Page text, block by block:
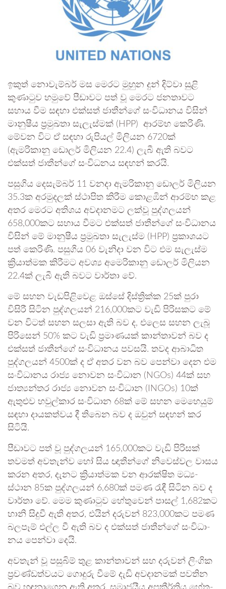
ඉකුත් නොවැම්බර් මස මෙරට මුහුන දුන් දිට්වා සුළි
කුණාටුව හමුවේ පීඩාවට පත් වූ මෙරට ජනතාවට
සහාය වීම සඳහා එක්සත් ජාතීන්ගේ සංවිධානය විසින්
මානුෂීය ප්‍රමුඛතා සැලැස්මක් (HPP) ආරම්භ කෙරිණි.
මේවන විට ඒ සඳහා රුපියල් මිලියන 6720ක්
(ඇමරිකානු ඩොලර් මිලියන 22.4) ලැබී ඇති බවට
එක්සත් ජාතීන්ගේ සංවිධනය සඳහන් කරයි.
පසුගිය දෙසැම්බර් 11 වනදා ඇමරිකානු ඩොලර් මිලි­යන
35.3ක අර­මු­ද­ලක් ස්ථාපිත කිරී­ම කොළඹින් ආරම්භ කළ
අතර මෙරට අති­ශය අව­දා­න­මට ලක්වූ පුද්ග­ල­යන්
658,000කට සහාය වීමට එක්සත් ජාතීන්ගේ සංවි­ධා­නය
විසින් මේ මානු­ෂීය ප්‍රමු­ඛතා සැලැස්ම (HPP) ප්‍රකා­ශ­යට
පත් කෙරිණි. පසු­ගිය 06 වැනිදා වන විට එම සැලැස්ම
ක්‍රියා­ත්මක කිරී­මට අවශ්‍ය අමෙ­රි­කානු ඩොලර් මිලි­යන
22.4ක් ලැබී ඇති බවට වාර්තා වේ.
මේ සහන වැඩ­පි­ළි­වෙළ ඔස්සේ දිස්ත්‍රික්ක 25ක් පුරා
විසිරී සිටින පුද්ග­ල­යන් 216,000කට වැඩි පිරි­ස­කට මේ
වන විටත් සහන සලසා ඇති බව ද, එලෙස සහන ලැබූ
පිරි­සෙන් 50% කට වැඩි ප්‍රමා­ණ­යක් කාන්තා­වන් බව ද
එක්සත් ජාතීන්ගේ සංවි­ධා­නය පව­සයි. තවද ආබා­ධිත
පුද්ග­ල­යන් 4500ක් ද ඒ අතර වන බව පෙන්වා දෙන එම
සංවි­ධා­නය රාජ්‍ය නොවන සංවි­ධාන (NGOs) 44ක් සහ
ජාත්‍ය­න්තර රාජ්‍ය නොවන සංවි­ධාන (INGOs) 10ක්
ඇතු­ළුව හවු­ල්කාර සංවි­ධාන 68ක් මේ සහන මෙහෙ­යුම්
සඳහා දාය­ක­ත්වය දී තිබෙන බව ද ඔවුන් සඳහන් කර
සිටියි.
පීඩාවට පත් වූ පුද්ග­ල­යන් 165,000කට වැඩි පිරි­සක්
තව­මත් අව­තැන්ව හෝ සිය ඥාතීන්ගේ නිවෙ­ස්වල වාසය
කරන අතර, දැනට ක්‍රියා­ත්මක වන ආර­ක්ෂිත මධ්‍ය­
ස්ථාන 85ක පුද්ග­ල­යන් 6,680ක් පමණ රැඳී සිටින බව ද
වාර්තා වේ. මෙම කුණා­ටුව හේතු­වෙන් පාසල් 1,682කට
හානි සිදුවී ඇති අතර, එයින් දරු­වන් 823,000කට පමණ
බල­පෑම් එල්ල වී ඇති බව ද එක්සත් ජාතීන්ගේ සංවි­ධා­
නය පෙන්වා දෙයි.
අව­තැන් වූ පසු­බිම් තුළ කාන්තා­වන් සහ දරු­වන් ලිංගික
ප්‍රච­ණ්ඩ­ත්ව­යට ගොදුරු වීමේ දැඩි අව­දා­න­මක් පව­තින